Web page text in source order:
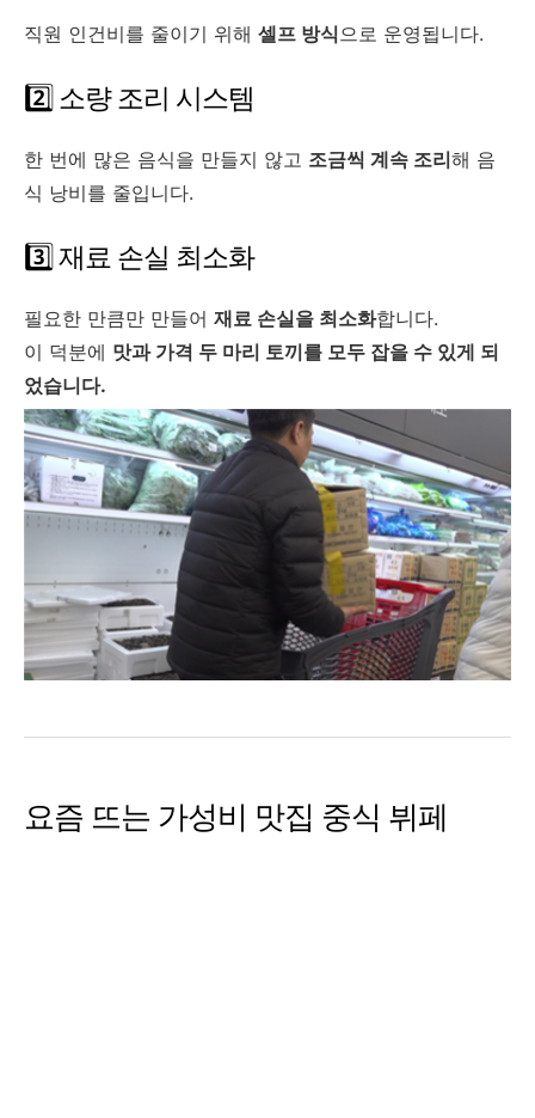
직원 인건비를 줄이기 위해 셀프 방식으로 운영됩니다.
2️⃣ 소량 조리 시스템
한 번에 많은 음식을 만들지 않고 조금씩 계속 조리해 음
식 낭비를 줄입니다.
3️⃣ 재료 손실 최소화
필요한 만큼만 만들어 재료 손실을 최소화합니다.
이 덕분에 맛과 가격 두 마리 토끼를 모두 잡을 수 있게 되
었습니다.
요즘 뜨는 가성비 맛집 중식 뷔페